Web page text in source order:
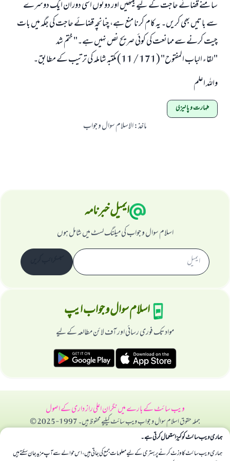
سامنے قضائے حاجت کے لیے بیٹھیں اور دونوں اسی دوران ایک دوسرے
سے باتیں بھی کریں۔ یہ کام کرنا منع ہے، چنانچہ قضائے حاجت کی جگہ میں بات
چیت کرنے سے ممانعت کی کوئی صریح نص نہیں ہے۔" ختم شد
"لقاء الباب المفتوح" (171 / 11) مکتبہ شاملہ کی ترتیب کے مطابق۔
واللہ اعلم
طہارت و پاکيزگی
ماخذ:الاسلام سوال و جواب
ایمیل خبرنامہ
اسلام سوال و جواب کی میلنگ لسٹ میں شامل ہوں
اسلام سوال و جواب ایپ
مواد تک فوری رسائی اور آف لائن مطالعہ کے لیے
ویب سائٹ کے بارے میںنگران اعلیراز داری کے اصول
جملہ حقوق اسلام سوال و جواب ویب سائٹ کیلیے محفوظ ہیں۔ 1997-2025 ©
ہماری ویب سائٹ کوکیز استعمال کرتی ہے۔
ہماری ویب سائٹ کا وزٹ کرنے پر بہتری کے لیے معلومات جمع کی جاتی ہیں، اس حوالے سے آپ مزید جان سکتے ہیں